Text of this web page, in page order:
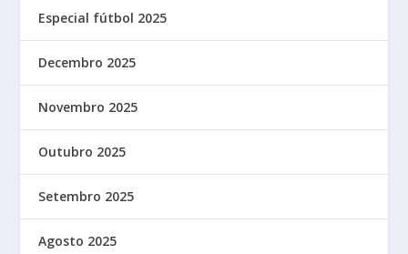
Especial fútbol 2025
Decembro 2025
Novembro 2025
Outubro 2025
Setembro 2025
Agosto 2025